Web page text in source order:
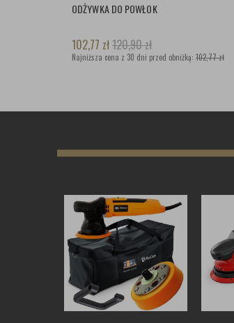
ODŻYWKA DO POWŁOK
102,77 zł120,90zł
Najniższa cena z 30 dni przed obniżką: 102,77 zł
zł439,90zł
ZOBACZ WIĘCEJ